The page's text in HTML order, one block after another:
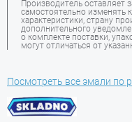
Производитель оставляет
самостоятельно изменять
характеристики, страну
дополнительного
о комплекте поставки,
могут отличаться от
Посмотреть все эмали по